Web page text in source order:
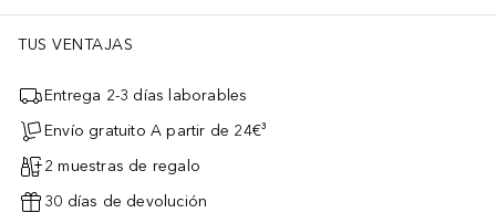
TUS VENTAJAS
Entrega 2-3 días laborables
Envío gratuito A partir de 24€³
2 muestras de regalo
30 días de devolución